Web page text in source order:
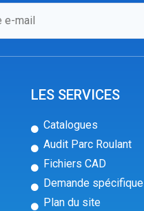
LES SERVICES
Catalogues
Audit Parc Roulant
Fichiers CAD
Demande spécifique
Plan du site